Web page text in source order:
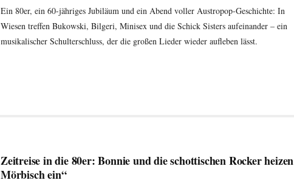
Ein 80er, ein 60-jähriges Jubiläum und ein Abend voller Austropop-Geschichte: In
Wiesen treffen Bukowski, Bilgeri, Minisex und die Schick Sisters aufeinander – ein
musikalischer Schulterschluss, der die großen Lieder wieder aufleben lässt.
Zeitreise in die 80er: Bonnie und die schottischen Rocker heizen
Mörbisch ein“